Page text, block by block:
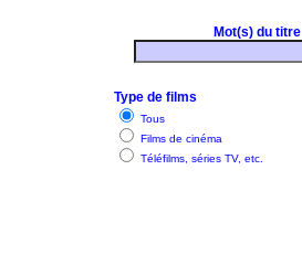
Mot(s) du titre
Type de films
Tous
Films de cinéma
Téléfilms, séries TV, etc.